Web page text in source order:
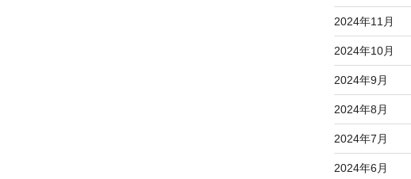
2024年11月
2024年10月
2024年9月
2024年8月
2024年7月
2024年6月